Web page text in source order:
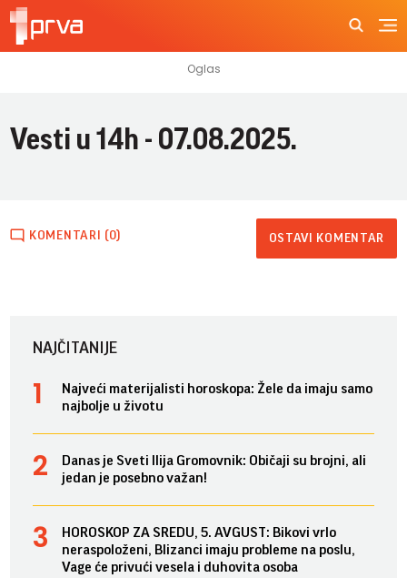
Vesti u 14h - 07.08.2025.
KOMENTARI (0) OSTAVI KOMENTAR
NAJČITANIJE
Najveći materijalisti horoskopa: Žele da imaju samo
najbolje u životu
Danas je Sveti Ilija Gromovnik: Običaji su brojni, ali
jedan je posebno važan!
HOROSKOP ZA SREDU, 5. AVGUST: Bikovi vrlo
neraspoloženi, Blizanci imaju probleme na poslu,
Vage će privući vesela i duhovita osoba